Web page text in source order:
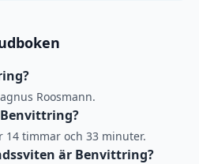
Roosmann.
timmar och 33 minuter.
är Benvittring?